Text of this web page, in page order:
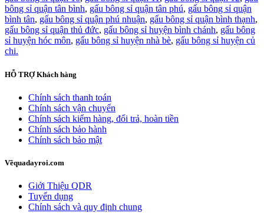
bông sỉ quận tân bình, gấu bông sỉ quận tân phú, gấu bông sỉ quận
bình tân, gấu bông sỉ quận phú nhuận, gấu bông sỉ quận bình thạnh,
gấu bông sỉ quận thủ đức, gấu bông sỉ huyện bình chánh, gấu bông
sỉ huyện hóc môn, gấu bông sỉ huyện nhà bè, gấu bông sỉ huyện củ
chi.
HỖ TRỢKhách hàng
Chính sách thanh toán
Chính sách vận chuyển
Chính sách kiểm hàng, đổi trả, hoàn tiền
Chính sách bảo hành
Chính sách bảo mật
Vềquadayroi.com
Giới Thiệu QDR
Tuyển dụng
Chính sách và quy định chung